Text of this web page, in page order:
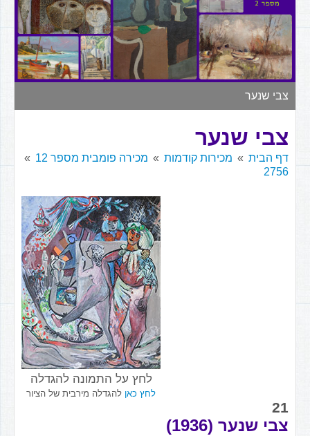
▼
▼
צבי שנער
צבי שנער
דף הבית מכירות קודמות
מכירה פומבית מספר 12
2756
לחץ על התמונה להגדלה
לחץ כאן להגדלה מירבית של הציור
21
צבי שנער (1936)